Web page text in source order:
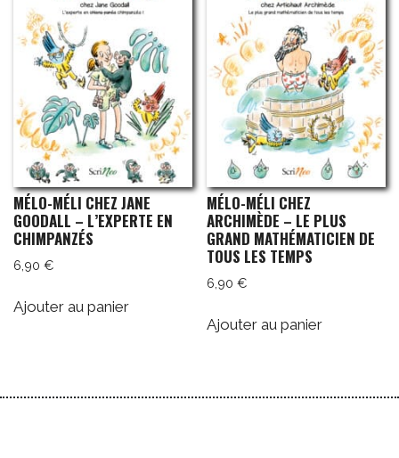
MÉLO-MÉLI CHEZ JANE
GOODALL – L’EXPERTE EN
CHIMPANZÉS
6,90 €
Ajouter au panier
MÉLO-MÉLI CHEZ
ARCHIMÈDE – LE PLUS
GRAND MATHÉMATICIEN DE
TOUS LES TEMPS
6,90€
Ajouter au panier